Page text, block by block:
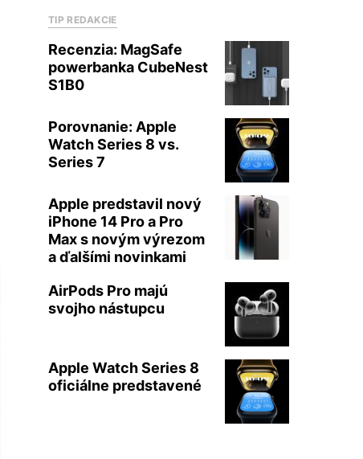
TIP REDAKCIE
Recenzia: MagSafe
powerbanka CubeNest
S1B0
Porovnanie: Apple
Watch Series 8 vs.
Series 7
Apple predstavil nový
iPhone 14 Pro a Pro
Max s novým výrezom
a ďalšími novinkami
AirPods Pro majú
svojho nástupcu
Apple Watch Series 8
oficiálne predstavené